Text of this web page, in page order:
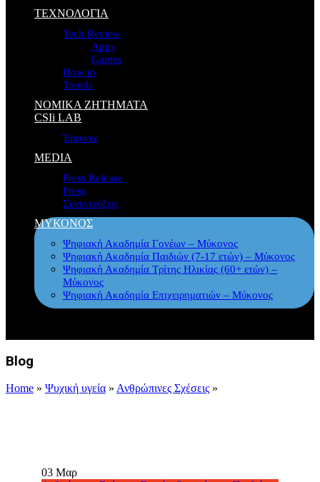
ΤΕΧΝΟΛΟΓΙΑ
Tech Review
Apps
Games
How to
Trends
ΝΟΜΙΚΑ ΖΗΤΗΜΑΤΑ
CSIi LAB
Έρευνες
MEDIA
Press Release
Press
Συνεντεύξεις
ΜΥΚΟΝΟΣ
Ψηφιακή Ακαδημία Γονέων – Μύκονος
Ψηφιακή Ακαδημία Παιδιών (7-17 ετών) – Μύκονος
Ψηφιακή Ακαδημία Τρίτης Ηλικίας (60+ ετών) –
Μύκονος
Ψηφιακή Ακαδημία Επιχειρηματιών – Μύκονος
Blog
Home » Ψυχική υγεία » Ανθρώπινες Σχέσεις »
03 Μαρ